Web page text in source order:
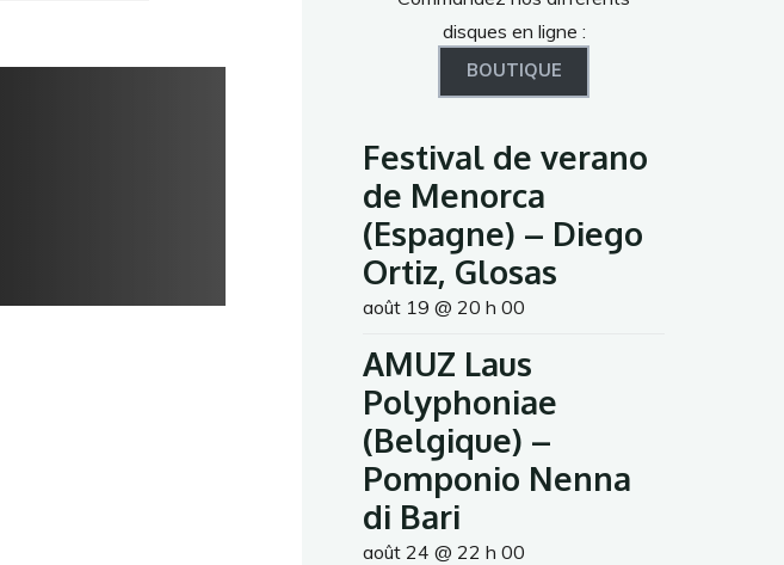
disques en ligne :
BOUTIQUE
Festival de verano
de Menorca
(Espagne) – Diego
Ortiz, Glosas
août 19 @ 20 h 00
AMUZ Laus
Polyphoniae
(Belgique) –
Pomponio Nenna
di Bari
août 24 @ 22 h 00